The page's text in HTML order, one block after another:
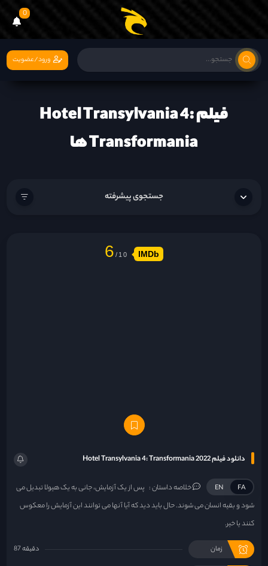
0
ورود/عضویت
فیلم Hotel Transylvania 4:
Transformania ها
جستجوی پیشرفته
دانلود فیلم Hotel Transylvania 4: Transformania 2022
FA
EN خلاصه داستان : پس از یک آزمایش، جانی به یک هیولا تبدیل می
شود و بقیه انسان می شوند. حال باید دید که آیا آنها می توانند این آزمایش را معکوس
کنند یا خیر.
زمان 87 دقیقه
6 IMDb